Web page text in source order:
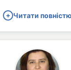
Читати повністю